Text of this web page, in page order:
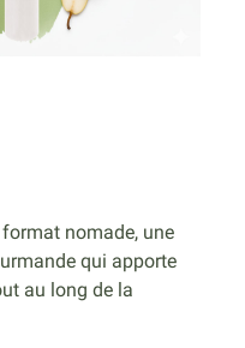
nomade, une
qui apporte
au long de la